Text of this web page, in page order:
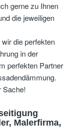
gerne zu Ihnen
die jeweiligen
die perfekten
in der
perfekten Partner
Sache!
Malerfirma,